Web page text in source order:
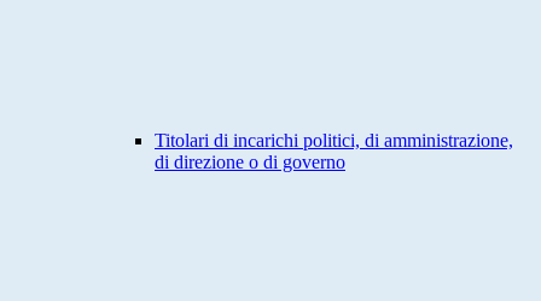
Titolari di incarichi politici, di amministrazione,
di direzione o di governo